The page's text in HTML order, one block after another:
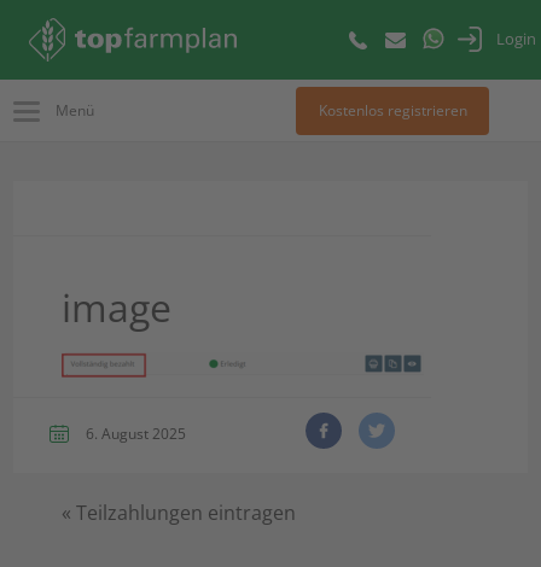
Login
Menü Kostenlos registrieren
image
6. August 2025
«Teilzahlungen eintragen